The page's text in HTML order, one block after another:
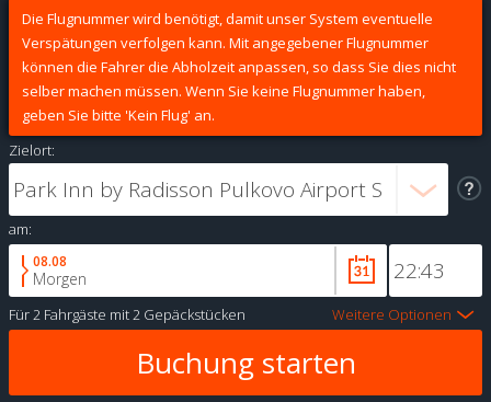
Die Flugnummer wird benötigt, damit unser System eventuelle
Verspätungen verfolgen kann. Mit angegebener Flugnummer
können die Fahrer die Abholzeit anpassen, so dass Sie dies nicht
selber machen müssen. Wenn Sie keine Flugnummer haben,
geben Sie bitte 'Kein Flug' an.
Zielort:
am:
08.08
Morgen
Für2 Fahrgäste mit2 Gepäckstücken Weitere Optionen